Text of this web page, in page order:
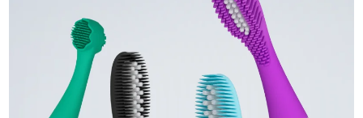
La technologie Sonic Pulse délivre 11 000 pulsations par
minute.
Accédez à des modes de brossage personnalisés via
l'application FOREO For You.